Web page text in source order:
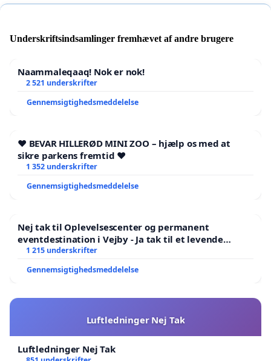
Underskriftsindsamlinger fremhævet af andre brugere
Naammaleqaaq! Nok er nok!
2 521 underskrifter
Gennemsigtighedsmeddelelse
❤️ BEVAR HILLERØD MINI ZOO – hjælp os med at
sikre parkens fremtid ❤️
1 352 underskrifter
Gennemsigtighedsmeddelelse
Nej tak til Oplevelsescenter og permanent
eventdestination i Vejby - Ja tak til et levende
lokalområde i balance
1 215 underskrifter
Gennemsigtighedsmeddelelse
Luftledninger Nej Tak
Luftledninger Nej Tak